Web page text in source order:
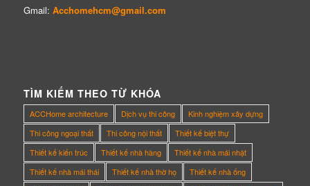
Gmail: Acchomehcm@gmail.com
TÌM KIẾM THEO TỪ KHÓA
ACCHome architecture Dịch vụ thi công
Kinh nghiệm xây dựng
Thi công ngoại thất
Thi công nội thất
Thiết kế biệt thự
Thiết kế kiến trúc
Thiết kế nhà hàng
Thiết kế nhà mái nhật
Thiết kế nhà mái thái
Thiết kế nhà thờ họ
Thiết kế nhà ống